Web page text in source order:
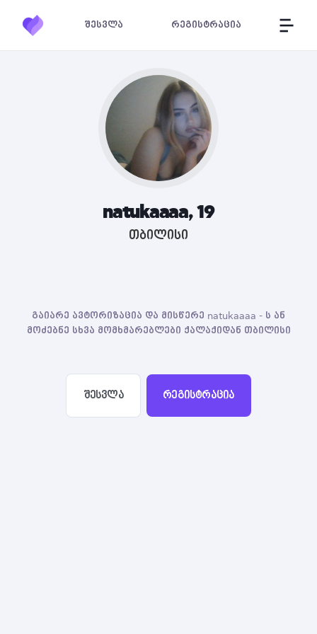
შესვლა რეგისტრაცია
natukaaaa, 19
თბილისი
გაიარე ავტორიზაცია და მისწერე natukaaaa - ს ან
მოძებნე სხვა მომხმარებლები ქალაქიდან თბილისი
შესვლა რეგისტრაცია